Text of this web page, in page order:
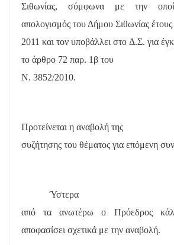
Σιθωνίας, σύμφωνα με την
απολογισμός του Δήμου Σιθωνίας έτους
2011 και τον υποβάλλει στο Δ.Σ. για
το άρθρο 72 παρ. 1β του
Ν. 3852/2010.
Προτείνεται η αναβολή της
συζήτησης του θέματος για επόμενη
Ύστερα
από τα ανωτέρω ο Πρόεδρος
αποφασίσει σχετικά με την αναβολή.